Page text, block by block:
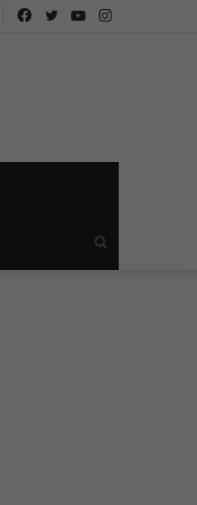
YouTube
Twitter
Facebook